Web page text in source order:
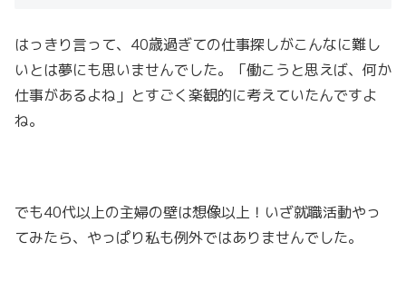
はっきり言って、40歳過ぎての仕事探しがこんなに難し
いとは夢にも思いませんでした。「働こうと思えば、何か
仕事があるよね」とすごく楽観的に考えていたんですよ
ね。
でも40代以上の主婦の壁は想像以上！いざ就職活動やっ
てみたら、やっぱり私も例外ではありませんでした。